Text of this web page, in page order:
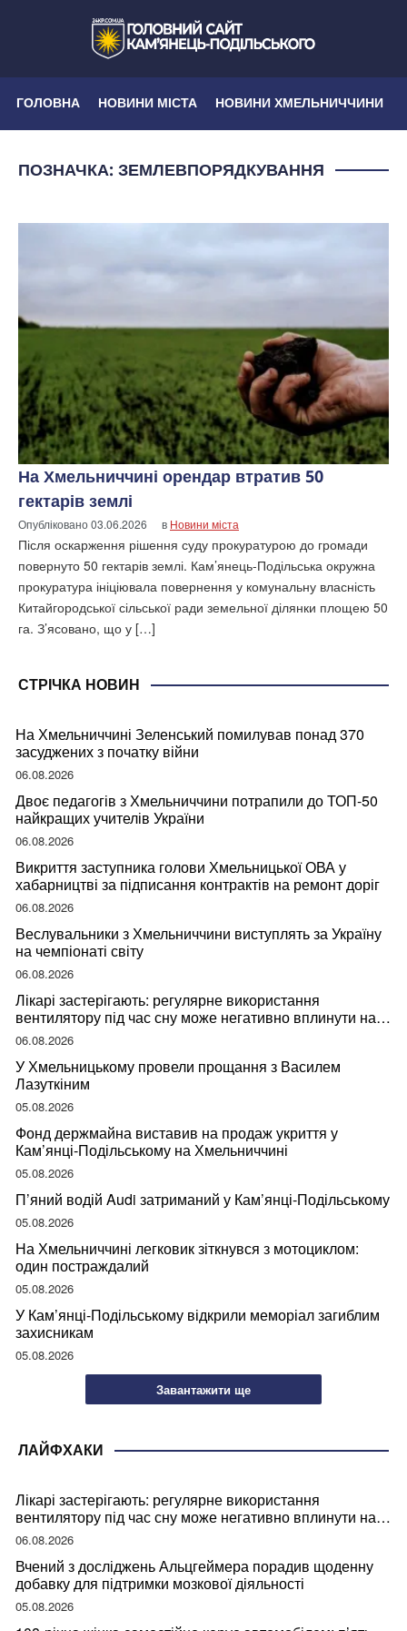
ГОЛОВНА НОВИНИ МІСТА НОВИНИ ХМЕЛЬНИЧЧИНИ
ПОЗНАЧКА: ЗЕМЛЕВПОРЯДКУВАННЯ
На Хмельниччині орендар втратив 50
гектарів землі
Опубліковано03.06.2026 в Новини міста
Після оскарження рішення суду прокуратурою до громади
повернуто 50 гектарів землі. Кам’янець-Подільська окружна
прокуратура ініціювала повернення у комунальну власність
Китайгородської сільської ради земельної ділянки площею 50
га. З’ясовано, що у […]
СТРІЧКА НОВИН
На Хмельниччині Зеленський помилував понад 370
засуджених з початку війни
06.08.2026
Двоє педагогів з Хмельниччини потрапили до ТОП-50
найкращих учителів України
06.08.2026
Викриття заступника голови Хмельницької ОВА у
хабарництві за підписання контрактів на ремонт доріг
06.08.2026
Веслувальники з Хмельниччини виступлять за Україну
на чемпіонаті світу
06.08.2026
Лікарі застерігають: регулярне використання
вентилятору під час сну може негативно вплинути на
ваше здоров’я
06.08.2026
У Хмельницькому провели прощання з Василем
Лазуткіним
05.08.2026
Фонд держмайна виставив на продаж укриття у
Кам’янці-Подільському на Хмельниччині
05.08.2026
П’яний водій Audi затриманий у Кам’янці-Подільському
05.08.2026
На Хмельниччині легковик зіткнувся з мотоциклом:
один постраждалий
05.08.2026
У Кам’янці-Подільському відкрили меморіал загиблим
захисникам
05.08.2026
Завантажити ще
ЛАЙФХАКИ
Лікарі застерігають: регулярне використання
вентилятору під час сну може негативно вплинути на
ваше здоров’я
06.08.2026
Вчений з досліджень Альцгеймера порадив щоденну
добавку для підтримки мозкової діяльності
05.08.2026